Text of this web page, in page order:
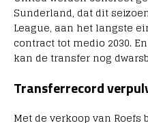
Sunderland, dat dit
League, aan het langste
contract tot medio 2030.
kan de transfer nog
Transferrecord
Met de verkoop van Roefs